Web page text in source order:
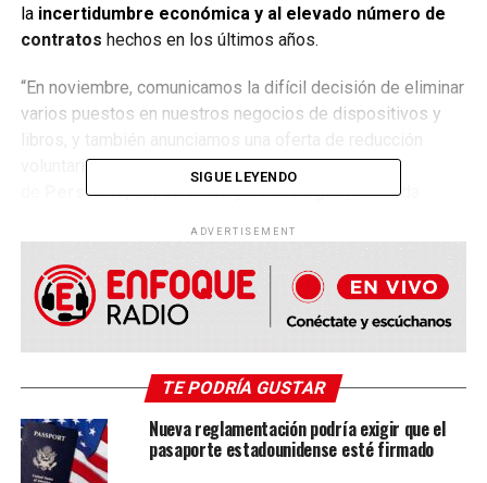
laincertidumbre económica y al elevado número de
contratos hechos en los últimos años.
“En noviembre, comunicamos la difícil decisión de eliminar
varios puestos en nuestros negocios de dispositivos y
voluntaria para algunos empleados en el área
Personas, Experiencia y Tecnología”, recuerda
esperaban más reducciones.
La mayoría de las salidas anunciadas hoy se centrarán en
estaúltima división y en las tiendas de Amazon,
“Somos muy conscientes de que estas eliminaciones son
difíciles para las personas y no tomamos estas
decisiones a la ligera, ni subestimamos cuánto pueden
afectar a la vida de los afectados”, precisó Jessy, que
SIGUE LEYENDO
ADVERTISEMENT
TE PODRÍA GUSTAR
Nueva reglamentación podría exigir que el
pasaporte estadounidense esté firmado